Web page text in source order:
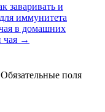
заваривать и
иммунитета
в домашних
чая →
Обязательные поля